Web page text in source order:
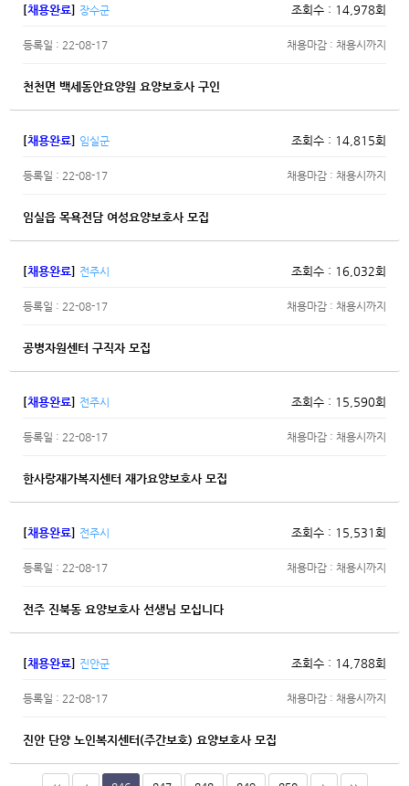
[채용완료] 장수군 조회수 : 14,978회
등록일 : 22-08-17 채용마감 : 채용시까지
천천면 백세동안요양원 요양보호사 구인
[채용완료] 임실군 조회수 : 14,815회
등록일 : 22-08-17 채용마감 : 채용시까지
임실읍 목욕전담 여성요양보호사 모집
[채용완료] 전주시 조회수 : 16,032회
등록일 : 22-08-17 채용마감 : 채용시까지
공병자원센터 구직자 모집
[채용완료] 전주시 조회수 : 15,590회
등록일 : 22-08-17 채용마감 : 채용시까지
한사랑재가복지센터 재가요양보호사 모집
[채용완료] 전주시 조회수 : 15,531회
등록일 : 22-08-17 채용마감 : 채용시까지
전주 진북동 요양보호사 선생님 모십니다
[채용완료] 진안군 조회수 : 14,788회
등록일 : 22-08-17 채용마감 : 채용시까지
진안 단양 노인복지센터(주간보호) 요양보호사 모집